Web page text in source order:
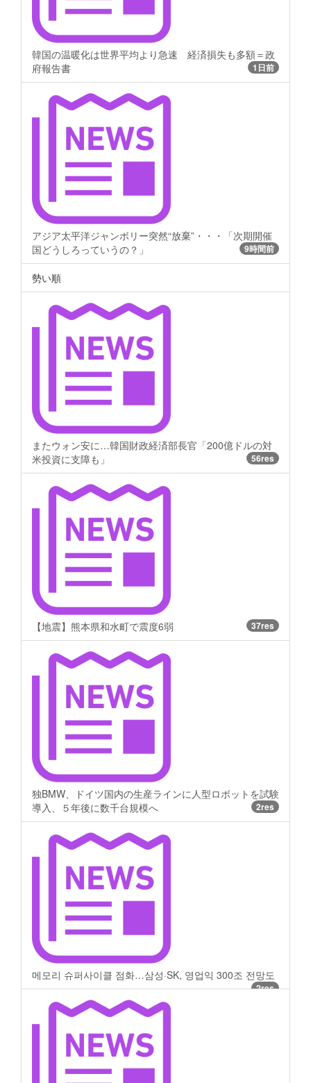
韓国の温暖化は世界平均より急速 経済損失も多額＝政
府報告書
1日前
アジア太平洋ジャンボリー突然“放棄”・・・「次期開催
国どうしろっていうの？」
9時間前
勢い順
またウォン安に…韓国財政経済部長官「200億ドルの対
米投資に支障も」
56res
【地震】熊本県和水町で震度6弱 37res
独BMW、ドイツ国内の生産ラインに人型ロボットを試験
導入、５年後に数千台規模へ
2res
메모리 슈퍼사이클 점화…삼성·SK, 영업익 300조 전망도
2res